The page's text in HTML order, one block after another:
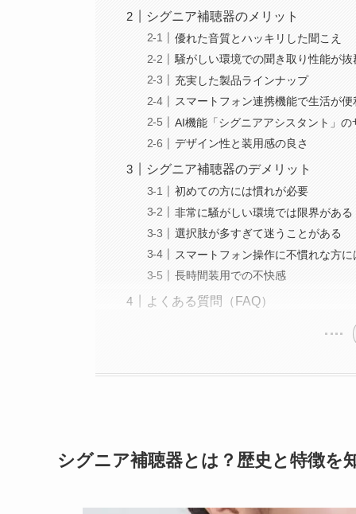
シグニア補聴器のメリット
優れた音質とハッキリした聞こえ
騒がしい環境での聞き取り性能が抜
充実した製品ラインナップ
スマートフォン連携機能で生活が便
AI機能「シグニアアシスタント」の
デザイン性と装用感の良さ
シグニア補聴器のデメリット
初めての方には慣れが必要
非常に騒がしい環境では限界がある
選択肢が多すぎて迷うことがある
スマートフォン操作に不慣れな方に
長時間装用での不快感
よくある質問（FAQ）
シグニア補聴器とは？歴史と特徴を